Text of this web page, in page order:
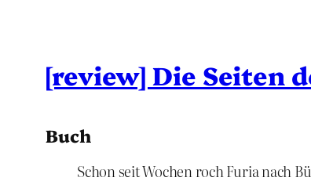
[review] Die Seiten
Buch
Schon seit Wochen roch Furia nach